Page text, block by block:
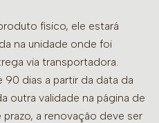
físico, ele estará
na unidade onde foi
via transportadora.
90 dias a partir da data da
outra validade na página de
a renovação deve ser